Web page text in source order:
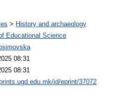
> History and archaeology
Educational Science
08:31
08:31
id/eprint/37072